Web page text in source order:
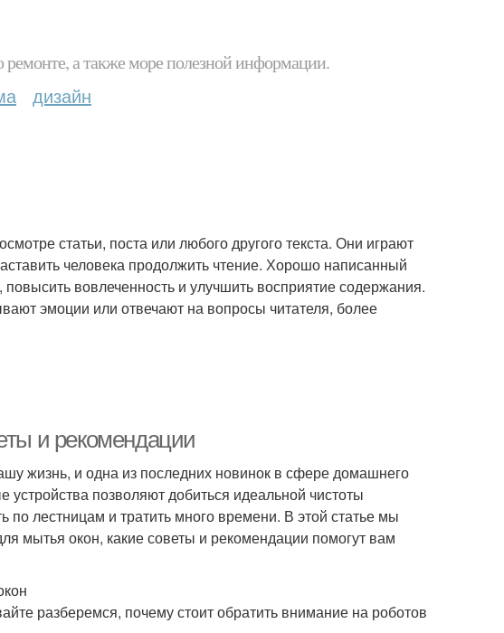
ремонте, а также море полезной информации.
дизайн
статьи, поста или любого другого текста. Они играют
человека продолжить чтение. Хорошо написанный
вовлеченность и улучшить восприятие содержания.
эмоции или отвечают на вопросы читателя, более
и рекомендации
жизнь, и одна из последних новинок в сфере домашнего
позволяют добиться идеальной чистоты
по лестницам и тратить много времени. В этой статье мы
мытья окон, какие советы и рекомендации помогут вам
разберемся, почему стоит обратить внимание на роботов